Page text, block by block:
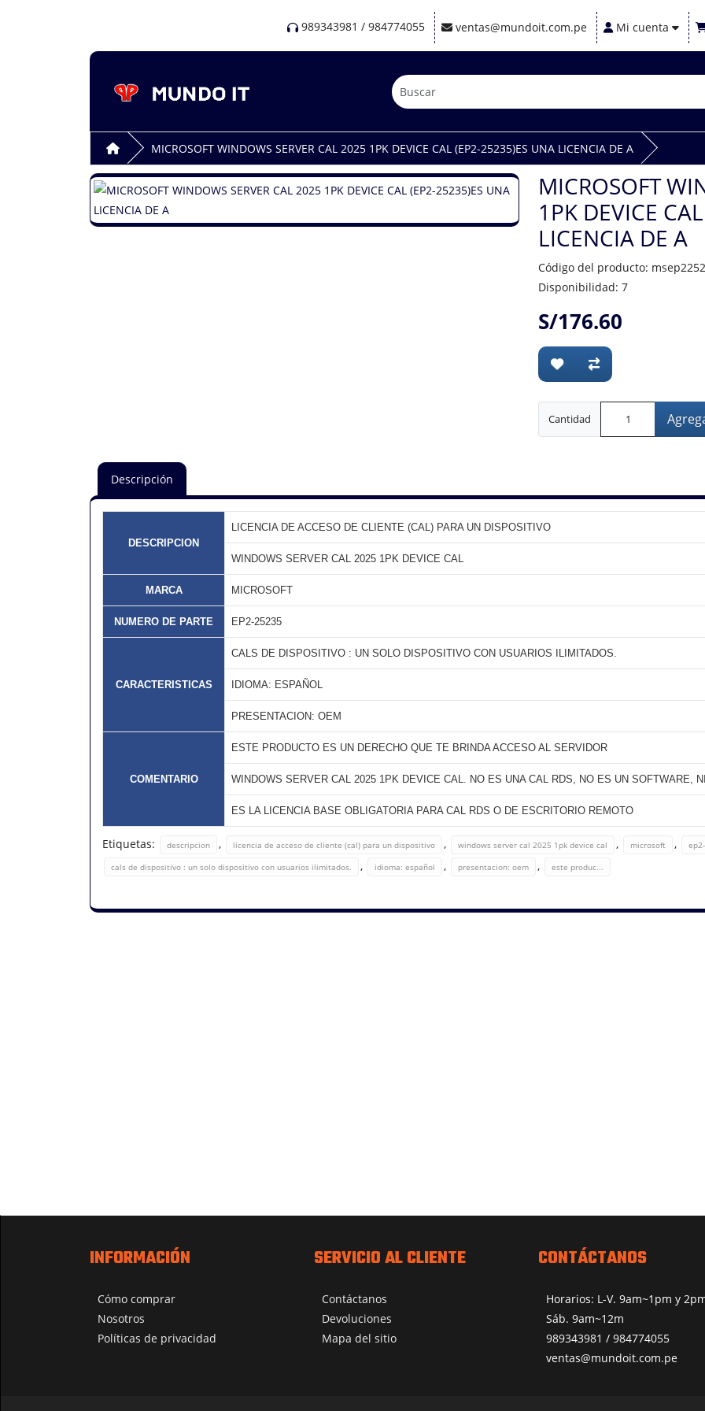
989343981 / 984774055 ventas@mundoit.com.pe Mi cuenta
MICROSOFT WINDOWS SERVER CAL 2025 1PK DEVICE CAL (EP2-25235)ES UNA LICENCIA DE A
MICROSOFT
1PK DEVICE
LICENCIA DE A
Código del producto:
Disponibilidad: 7
S/176.60
Cantidad
Descripción
DESCRIPCION
LICENCIA DE ACCESO DE CLIENTE (CAL) PARA UN DISPOSITIVO
WINDOWS SERVER CAL 2025 1PK DEVICE CAL
MARCA MICROSOFT
NUMERO DE PARTE EP2-25235
CARACTERISTICAS
CALS DE DISPOSITIVO : UN SOLO DISPOSITIVO CON USUARIOS ILIMITADOS.
IDIOMA: ESPAÑOL
PRESENTACION: OEM
COMENTARIO
ESTE PRODUCTO ES UN DERECHO QUE TE BRINDA ACCESO AL SERVIDOR
WINDOWS SERVER CAL 2025 1PK DEVICE CAL. NO ES UNA CAL RDS, NO ES UN SOFTWARE,
ES LA LICENCIA BASE OBLIGATORIA PARA CAL RDS O DE ESCRITORIO REMOTO
Etiquetas: descripcion , licencia de acceso de cliente (cal) para un dispositivo , windows server cal 2025 1pk device cal , microsoft ,
cals de dispositivo : un solo dispositivo con usuarios ilimitados. , idioma: español , presentacion: oem , este produc...
INFORMACIÓN
Cómo comprar
Nosotros
Políticas de privacidad
SERVICIO AL CLIENTE
Contáctanos
Devoluciones
Mapa del sitio
CONTÁCTANOS
Horarios: L-V. 9am~1pm y
Sáb. 9am~12m
989343981 / 984774055
ventas@mundoit.com.pe